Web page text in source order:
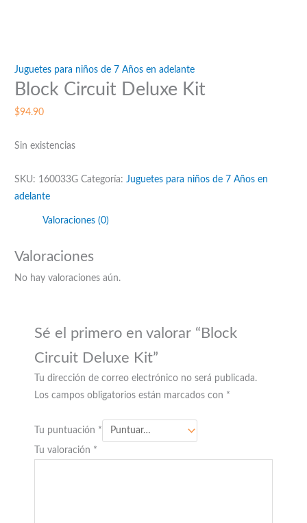
Juguetes para niños de 7 Años en adelante
Block Circuit Deluxe Kit
$94.90
Sin existencias
SKU: 160033G Categoría:Juguetes para niños de 7 Años en
adelante
Valoraciones (0)
Valoraciones
No hay valoraciones aún.
Sé el primero en valorar “Block
Circuit Deluxe Kit”
Tu dirección de correo electrónico no será publicada.
Los campos obligatorios están marcados con *
Tu puntuación *
Tu valoración *